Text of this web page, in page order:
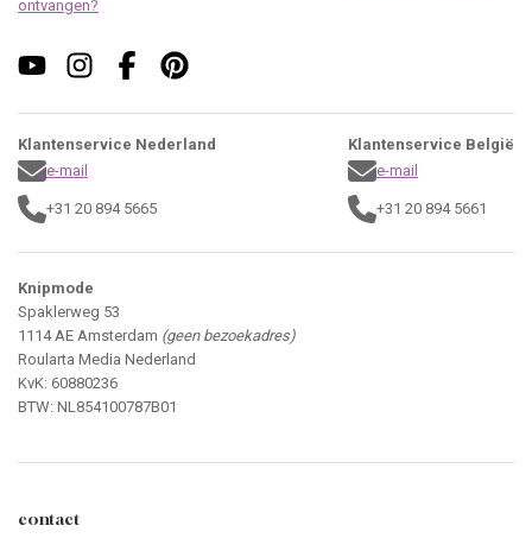
ontvangen?
Klantenservice Nederland
e-mail
+31 20 894 5665
Klantenservice België
e-mail
+31 20 894 5661
Knipmode
Spaklerweg 53
1114 AE Amsterdam (geen bezoekadres)
Roularta Media Nederland
KvK: 60880236
BTW: NL854100787B01
contact